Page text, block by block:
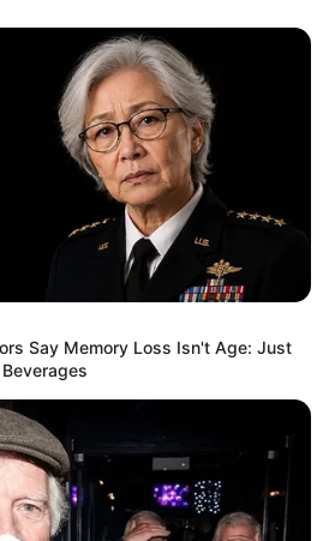
Say Memory Loss Isn't Age: Just